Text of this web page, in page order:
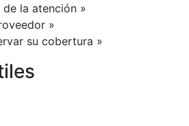
la atención »
»
su cobertura »